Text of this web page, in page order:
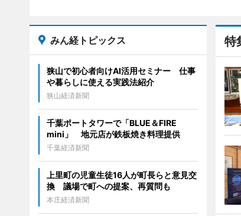
特
みん経トピックス
狭山で初心者向けAI活用セミナー 仕事
や暮らしに使える実践法紹介
狭山経済新聞
千葉ポートタワーで「BLUE＆FIRE
mini」 地元店が鉄板焼き料理提供
千葉経済新聞
上里町の児童生徒16人が町長らと意見交
換 議場で町への提案、再質問も
本庄経済新聞